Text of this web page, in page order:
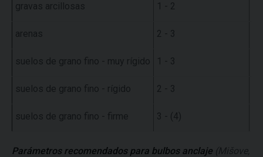
gravas arcillosas 1 - 2
arenas 2 - 3
suelos de grano fino - muy rígido 1 - 3
suelos de grano fino - rígido 2 - 3
suelos de grano fino - firme 3 - (4)
Parámetros recomendados para bulbos anclaje (Mišove,